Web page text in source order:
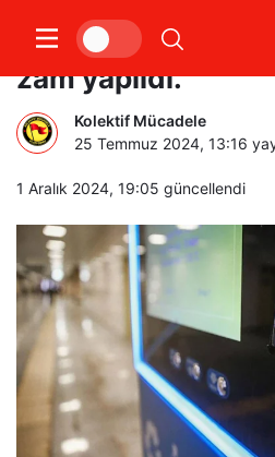
İstanbul’da
zam yapıldı.
Kolektif Mücadele
25 Temmuz 2024, 13:16
1 Aralık 2024, 19:05 güncellendi